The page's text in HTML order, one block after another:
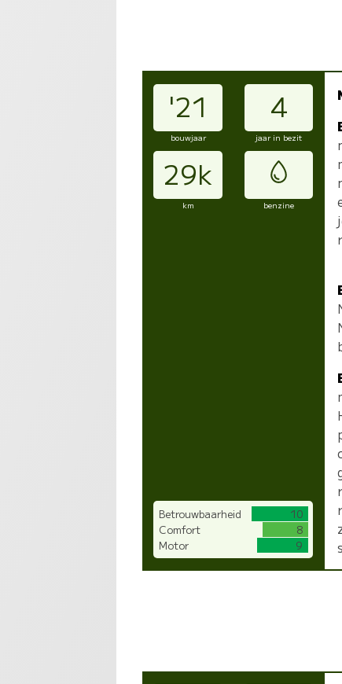
'21 4
bouwjaar jaar in bezit
29k
km benzine
Betrouwbaarheid
10
Comfort
8
Motor
9